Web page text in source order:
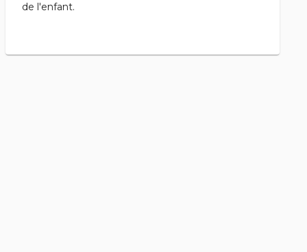
de l'enfant.